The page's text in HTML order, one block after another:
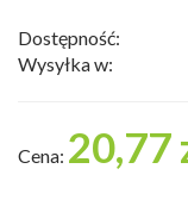
Dostępność:
Wysyłka w:
Cena: 20,77